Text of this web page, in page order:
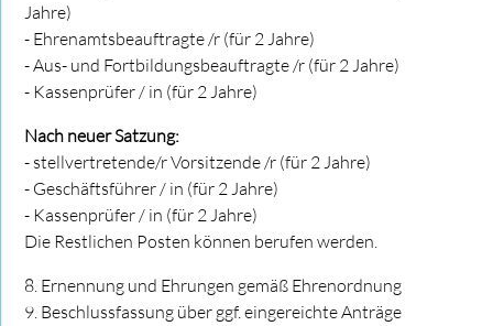
Jahre)
- Ehrenamtsbeauftragte /r (für 2 Jahre)
- Aus- und Fortbildungsbeauftragte /r (für 2 Jahre)
- Kassenprüfer / in (für 2 Jahre)
Nach neuer Satzung:
- stellvertretende/r Vorsitzende /r (für 2 Jahre)
- Geschäftsführer / in (für 2 Jahre)
- Kassenprüfer / in (für 2 Jahre)
Die Restlichen Posten können berufen werden.
8. Ernennung und Ehrungen gemäß Ehrenordnung
9. Beschlussfassung über ggf. eingereichte Anträge